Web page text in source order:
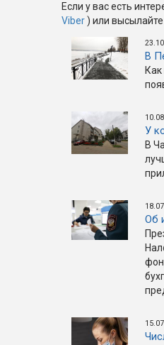
Если у вас есть
Viber) или
В
У
В
Об